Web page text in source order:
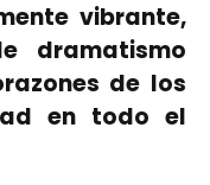
vibrante,
dramatismo
de los
en todo el